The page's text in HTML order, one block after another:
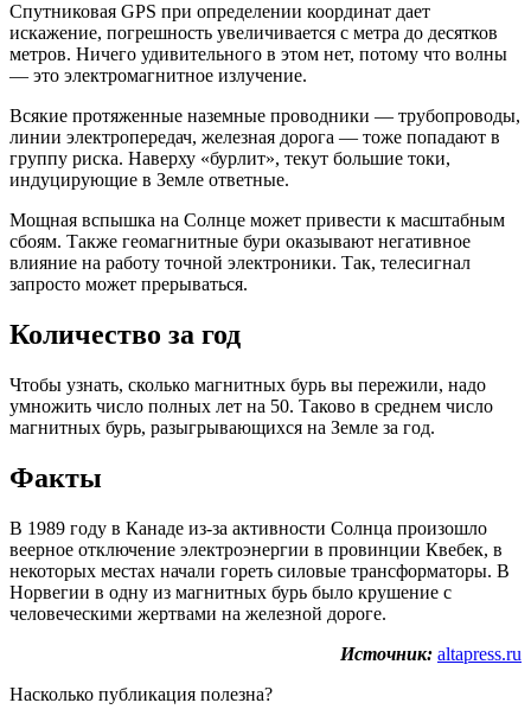
Спутниковая GPS при определении координат дает
искажение, погрешность увеличивается с метра до десятков
метров. Ничего удивительного в этом нет, потому что волны
— это электромагнитное излучение.
Всякие протяженные наземные проводники — трубопроводы,
линии электропередач, железная дорога — тоже попадают в
группу риска. Наверху «бурлит», текут большие токи,
индуцирующие в Земле ответные.
Мощная вспышка на Солнце может привести к масштабным
сбоям. Также геомагнитные бури оказывают негативное
влияние на работу точной электроники. Так, телесигнал
запросто может прерываться.
Количество за год
Чтобы узнать, сколько магнитных бурь вы пережили, надо
умножить число полных лет на 50. Таково в среднем число
магнитных бурь, разыгрывающихся на Земле за год.
Факты
В 1989 году в Канаде из-за активности Солнца произошло
веерное отключение электроэнергии в провинции Квебек, в
некоторых местах начали гореть силовые трансформаторы. В
Норвегии в одну из магнитных бурь было крушение с
человеческими жертвами на железной дороге.
Источник: altapress.ru
Насколько публикация полезна?